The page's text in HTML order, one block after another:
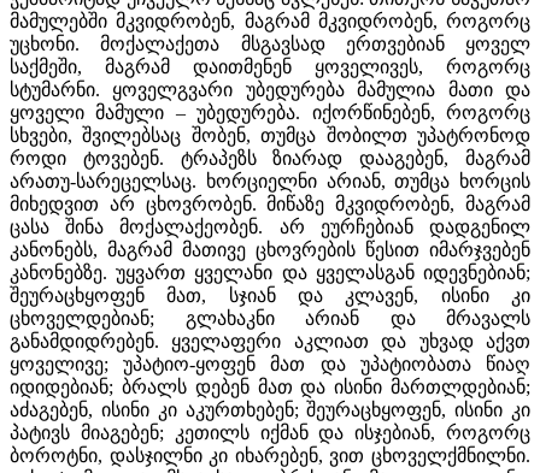
მამულებში მკვიდრობენ, მაგრამ მკვიდრობენ, როგორც
უცხონი. მოქალაქეთა მსგავსად ერთვებიან ყოველ
საქმეში, მაგრამ დაითმენენ ყოველივეს, როგორც
სტუმარნი. ყოველგვარი უბედურება მამულია მათი და
ყოველი მამული – უბედურება. იქორწინებენ, როგორც
სხვები, შვილებსაც შობენ, თუმცა შობილთ უპატრონოდ
როდი ტოვებენ. ტრაპეზს ზიარად დააგებენ, მაგრამ
არათუ-სარეცელსაც. ხორციელნი არიან, თუმცა ხორცის
მიხედვით არ ცხოვრობენ. მიწაზე მკვიდრობენ, მაგრამ
ცასა შინა მოქალაქეობენ. არ ეურჩებიან დადგენილ
კანონებს, მაგრამ მათივე ცხოვრების წესით იმარჯვებენ
კანონებზე. უყვართ ყველანი და ყველასგან იდევნებიან;
შეურაცხყოფენ მათ, სჯიან და კლავენ, ისინი კი
ცხოველდებიან; გლახაკნი არიან და მრავალს
განამდიდრებენ. ყველაფერი აკლიათ და უხვად აქვთ
ყოველივე; უპატიო-ყოფენ მათ და უპატიობათა წიაღ
იდიდებიან; ბრალს დებენ მათ და ისინი მართლდებიან;
აძაგებენ, ისინი კი აკურთხებენ; შეურაცხყოფენ, ისინი კი
პატივს მიაგებენ; კეთილს იქმან და ისჯებიან, როგორც
ბოროტნი, დასჯილნი კი იხარებენ, ვით ცხოველქმნილნი.